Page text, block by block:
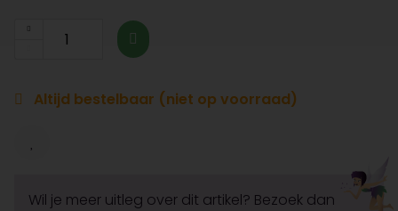
Altijd bestelbaar (niet op voorraad)
Wil je meer uitleg over dit artikel? Bezoek dan